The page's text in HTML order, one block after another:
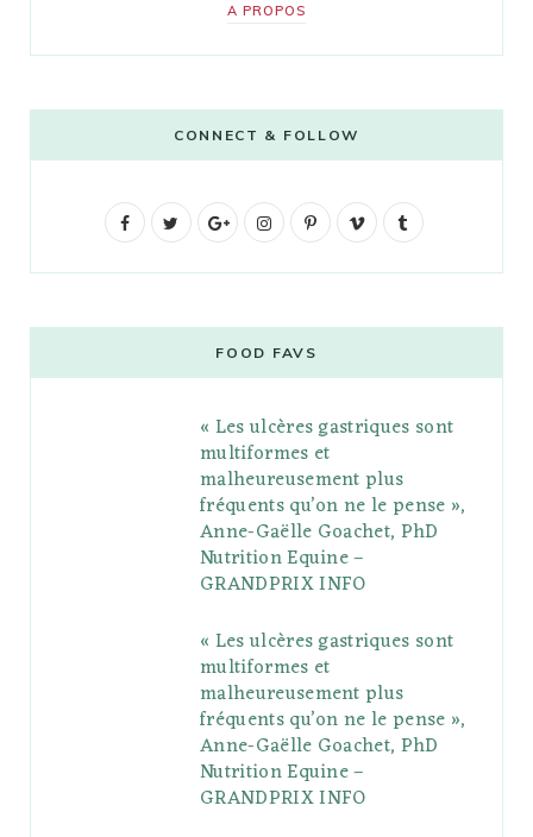
A PROPOS
CONNECT & FOLLOW
F
b
t
G
g
l
e
P
l
s
I
t
a
g
r
a
m
P
e
r
e
s
V
o
l
r
FOOD FAVS
« Les ulcères gastriques sont
multiformes et
malheureusement plus
fréquents qu’on ne le pense »,
Anne-Gaëlle Goachet, PhD
Nutrition Equine –
GRANDPRIX INFO
« Les ulcères gastriques sont
multiformes et
malheureusement plus
fréquents qu’on ne le pense »,
Anne-Gaëlle Goachet, PhD
Nutrition Equine –
GRANDPRIX INFO